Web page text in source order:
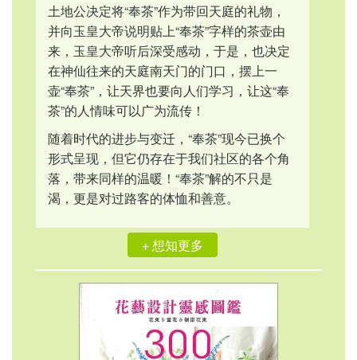
土地公决定将“奉茶”作为带回天庭的礼物，
并向玉皇大帝说明贴上“奉茶”字样的茶壶由
来，玉皇大帝听后深受感动，于是，也决定
在神仙往来的天庭南天门的门口，摆上一
壶“奉茶”，让天界也要向人们学习，让这“奉
茶”的人情味可以广为流传！
随着时代的进步与变迁，“奉茶”现今已换个
形式呈现，但它仍存在于我们社区的各个角
落，带来同样的温暖！“奉茶”解的不只是
渴，更是对过路客的体恤和善意。
+ 想知更多